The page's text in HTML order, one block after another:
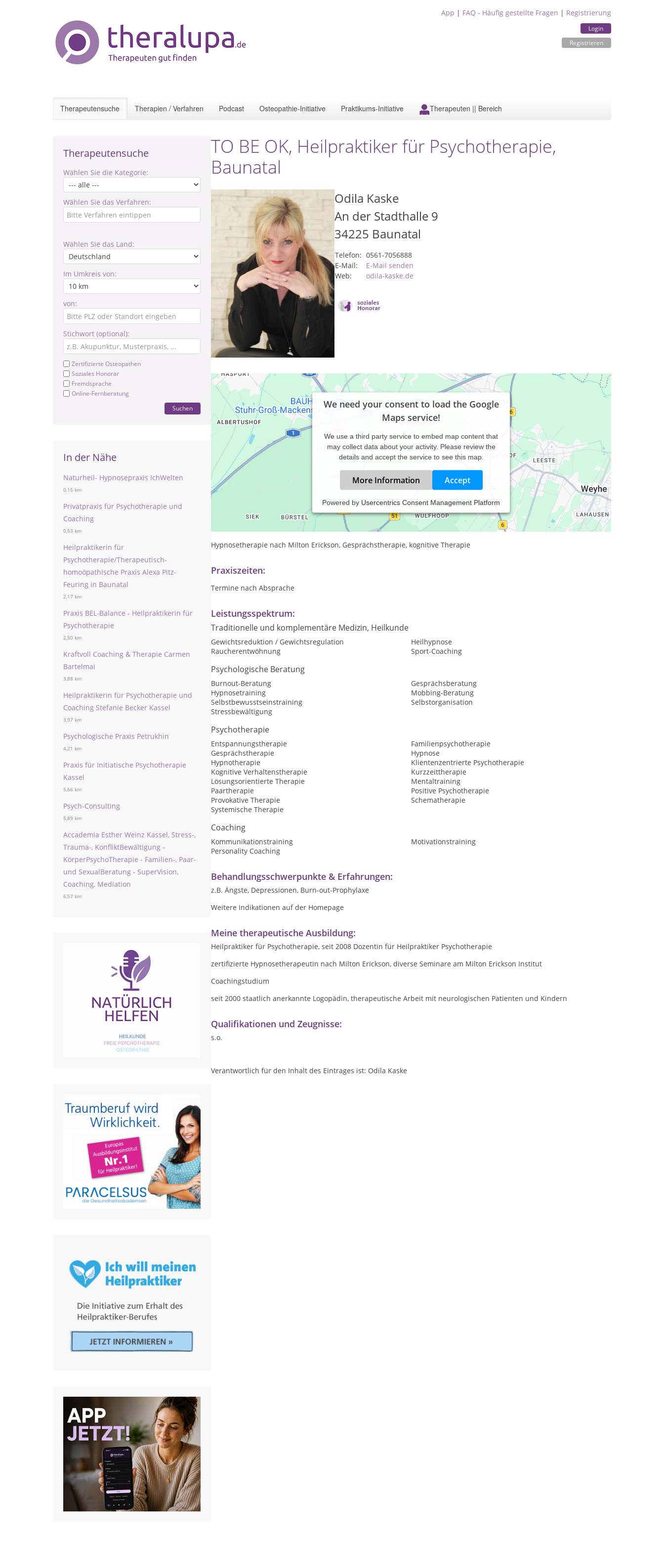
App | FAQ - Häufig gestellte Fragen | Registrierung
Login
Registrieren
Therapeutensuche Therapien / Verfahren Podcast Osteopathie-Initiative Praktikums-Initiative Therapeuten || Bereich
Therapeutensuche
Wählen Sie die Kategorie:
Wählen Sie das Verfahren:
Wählen Sie das Land:
Im Umkreis von:
von:
Stichwort (optional):
Zertifizierte Osteopathen
Soziales Honorar
Fremdsprache
Online-Fernberatung
Suchen
In der Nähe
Naturheil- Hypnosepraxis IchWelten
0,15 km
Privatpraxis für Psychotherapie und
Coaching
0,53 km
Heilpraktikerin für
Psychotherapie/Therapeutisch-
homoöpathische Praxis Alexa Pitz-
Feuring in Baunatal
2,17 km
Praxis BEL-Balance - Heilpraktikerin für
Psychotherapie
2,50 km
Kraftvoll Coaching & Therapie Carmen
Bartelmai
3,88 km
Heilpraktikerin für Psychotherapie und
Coaching Stefanie Becker Kassel
3,97 km
Psychologische Praxis Petrukhin
4,21 km
Praxis für Initiatische Psychotherapie
Kassel
5,66 km
Psych-Consulting
5,89 km
Accademia Esther Weinz Kassel, Stress-,
Trauma-, KonfliktBewältigung -
KörperPsychoTherapie - Familien-, Paar-
und SexualBeratung - SuperVision,
Coaching, Mediation
6,57 km
TO BE OK, Heilpraktiker für Psychotherapie,
Baunatal
Odila Kaske
An der Stadthalle 9
34225 Baunatal
Telefon: 0561-7056888
E-Mail:
E-Mail senden
Web:
odila-kaske.de
We need your consent to load the Google
Maps service!
We use a third party service to embed map content that
may collect data about your activity. Please review the
details and accept the service to see this map.
More Information Accept
Powered by Usercentrics Consent Management Platform
Psychotherapie und Coaching
Hypnosetherapie nach Milton Erickson, Gesprächstherapie, kognitive Therapie
Praxiszeiten:
Termine nach Absprache
Leistungsspektrum:
Traditionelle und komplementäre Medizin, Heilkunde
Gewichtsreduktion / Gewichtsregulation
Heilhypnose
Raucherentwöhnung
Sport-Coaching
Psychologische Beratung
Burnout-Beratung
Gesprächsberatung
Hypnosetraining
Mobbing-Beratung
Selbstbewusstseinstraining
Selbstorganisation
Stressbewältigung
Psychotherapie
Entspannungstherapie
Familienpsychotherapie
Gesprächstherapie
Hypnose
Hypnotherapie
Klientenzentrierte Psychotherapie
Kognitive Verhaltenstherapie
Kurzzeittherapie
Lösungsorientierte Therapie
Mentaltraining
Paartherapie
Positive Psychotherapie
Provokative Therapie
Schematherapie
Systemische Therapie
Coaching
Kommunikationstraining
Motivationstraining
Personality Coaching
Behandlungsschwerpunkte & Erfahrungen:
z.B. Ängste, Depressionen, Burn-out-Prophylaxe
Weitere Indikationen auf der Homepage
Meine therapeutische Ausbildung:
Heilpraktiker für Psychotherapie, seit 2008 Dozentin für Heilpraktiker Psychotherapie
zertifizierte Hypnosetherapeutin nach Milton Erickson, diverse Seminare am Milton Erickson Institut
Coachingstudium
seit 2000 staatlich anerkannte Logopädin, therapeutische Arbeit mit neurologischen Patienten und Kindern
Qualifikationen und Zeugnisse:
s.o.
Verantwortlich für den Inhalt des Eintrages ist: Odila Kaske